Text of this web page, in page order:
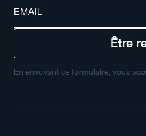
En envoyant ce formulaire, vous